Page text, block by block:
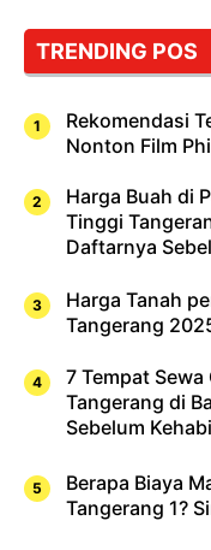
TRENDING POS
Rekomendasi
Nonton Film
Harga Buah di
Tinggi
Daftarnya
Harga Tanah
Tangerang
7 Tempat
Tangerang di
Sebelum
Berapa Biaya
Tangerang 1?